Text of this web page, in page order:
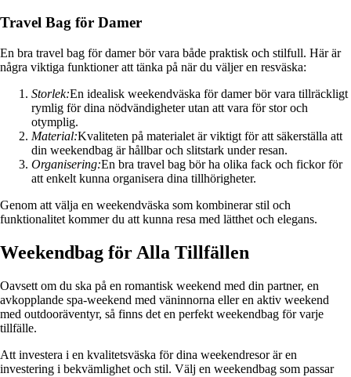
Travel Bag för Damer
En bra travel bag för damer bör vara både praktisk och stilfull. Här är
några viktiga funktioner att tänka på när du väljer en resväska:
Storlek:En idealisk weekendväska för damer bör vara tillräckligt
rymlig för dina nödvändigheter utan att vara för stor och
otymplig.
Material:Kvaliteten på materialet är viktigt för att säkerställa att
din weekendbag är hållbar och slitstark under resan.
Organisering:En bra travel bag bör ha olika fack och fickor för
att enkelt kunna organisera dina tillhörigheter.
Genom att välja en weekendväska som kombinerar stil och
funktionalitet kommer du att kunna resa med lätthet och elegans.
Weekendbag för Alla Tillfällen
Oavsett om du ska på en romantisk weekend med din partner, en
avkopplande spa-weekend med väninnorna eller en aktiv weekend
med outdooräventyr, så finns det en perfekt weekendbag för varje
tillfälle.
Att investera i en kvalitetsväska för dina weekendresor är en
investering i bekvämlighet och stil. Välj en weekendbag som passar